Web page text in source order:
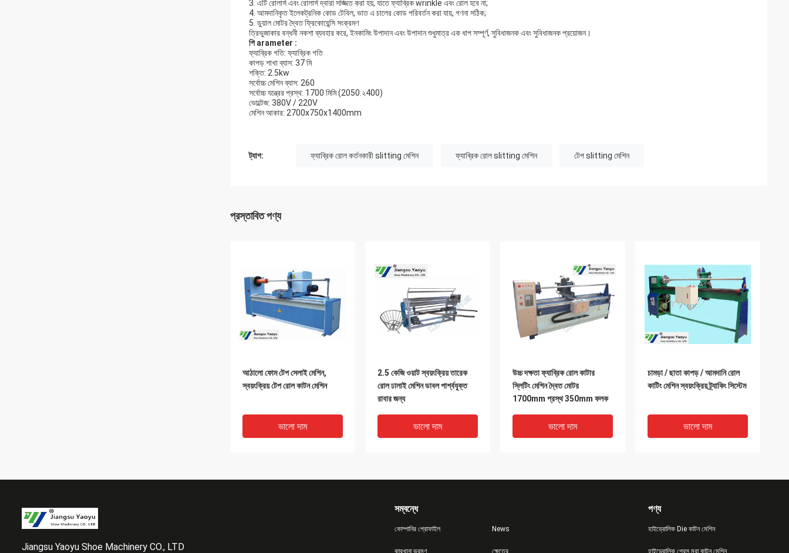
3. এটি রোলার্স এবং রোলার্স দ্বারা সজ্জিত করা হয়, যাতে ফ্যাব্রিক wrinkle এবং রোল হবে না;
4. আমদানিকৃত ইলেকট্রনিক কোড টেবিল, ভাত এ চালের কোড পরিবর্তন করা যায়, গণনা সঠিক;
5. ডুয়াল মোটর দ্বৈত ফ্রিকোয়েন্সি সংক্রমণ
ত্রিভুজাকার বন্ধনী নকশা ব্যবহার করে, ইনকামিং উপাদান এবং উপাদান শুধুমাত্র এক ধাপ সম্পূর্ণ, সুবিধাজনক এবং সুবিধাজনক প্রয়োজন।
পি arameter :
ফ্যাব্রিক গতি: ফ্যাব্রিক গতি
কাপড় শাখা ব্যাস: 37 মি
শক্তি: 2.5kw
সর্বোচ্চ মেশিন ব্যাস: 260
সর্বোচ্চ যন্ত্রের প্রস্থ: 1700 মিমি (2050.২400)
ভোল্টেজ: 380V / 220V
মেশিন আকার: 2700х750х1400mm
ট্যাগ: ফ্যাব্রিক রোল কর্তনকারী slitting মেশিন ফ্যাব্রিক রোল slitting মেশিন টেপ slitting মেশিন
প্রস্তাবিত পণ্য
আঠালো ফোম টেপ সেলাই মেশিন,
স্বয়ংক্রিয় টেপ রোল কাটন মেশিন
ভালো দাম
2.5 কেজি ওয়াট স্বয়ংক্রিয় তারেক
রোল ঢালাই মেশিন ডাবল পার্শ্বযুক্ত
রাবার জন্য
ভালো দাম
উচ্চ দক্ষতা ফ্যাব্রিক রোল কাটার
স্লিটিং মেশিন দ্বৈত মোটর
1700mm প্রস্থ 350mm ফলক
ভালো দাম
চামড়া / ছাতা কাপড় / আমদানি রোল
কাটিং মেশিন স্বয়ংক্রিয় ট্র্যাকিং সিস্টেম
ভালো দাম
Jiangsu Yaoyu Shoe Machinery CO., LTD
সম্বন্ধে
কোম্পানির প্রোফাইল
কারখানা ভ্রমণ
News
ক্ষেত্রে
পণ্য
হাইড্রোলিক Die কাটন মেশিন
হাইড্রোলিক প্রেস মরা কাটন মেশিন